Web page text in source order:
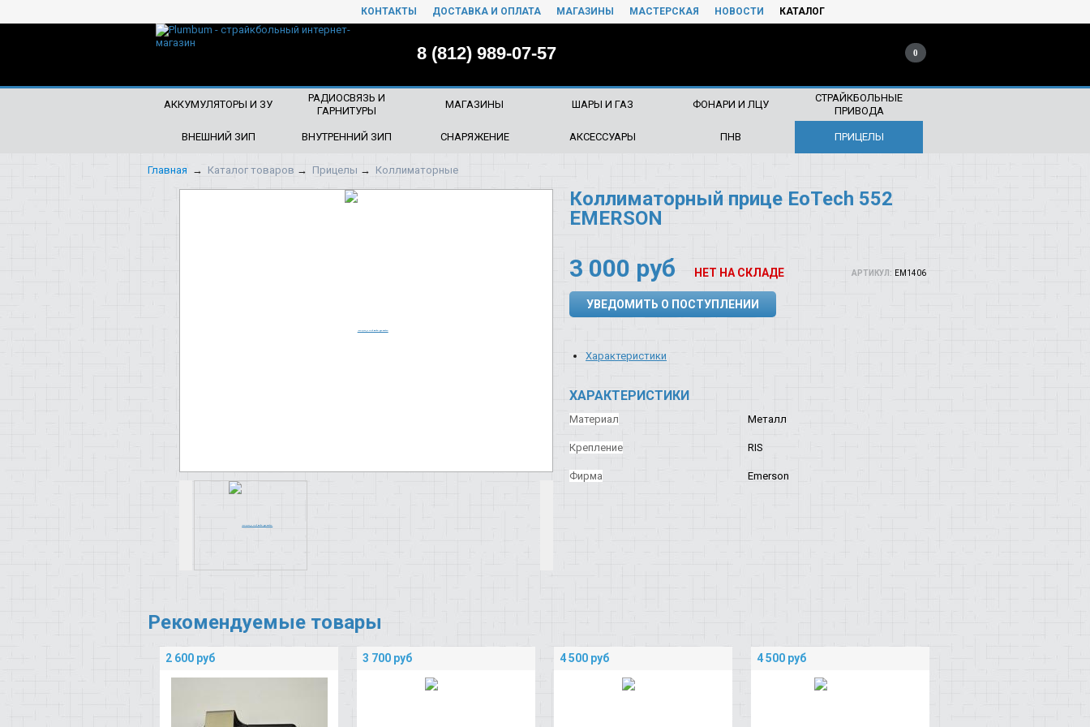
КОНТАКТЫ ДОСТАВКА И ОПЛАТА МАГАЗИНЫ МАСТЕРСКАЯ НОВОСТИ КАТАЛОГ
8 (812) 989-07-57 0
АККУМУЛЯТОРЫ И ЗУ
РАДИОСВЯЗЬ И
ГАРНИТУРЫ
МАГАЗИНЫ ШАРЫ И ГАЗ ФОНАРИ И ЛЦУ
СТРАЙКБОЛЬНЫЕ
ПРИВОДА
ВНЕШНИЙ ЗИП ВНУТРЕННИЙ ЗИП СНАРЯЖЕНИЕ АКСЕССУАРЫ ПНВ ПРИЦЕЛЫ
Главная → Каталог товаров → Прицелы → Коллиматорные
Коллиматорный прице EoTech 552
EMERSON
3 000 руб НЕТ НА СКЛАДЕ АРТИКУЛ: EM1406
УВЕДОМИТЬ О ПОСТУПЛЕНИИ
Характеристики
ХАРАКТЕРИСТИКИ
Материал Металл
Крепление RIS
Фирма Emerson
Рекомендуемые товары
2 600 руб 3 700 руб 4 500 руб 4 500 руб
ЧТО БУДЕМ ИСКАТЬ?